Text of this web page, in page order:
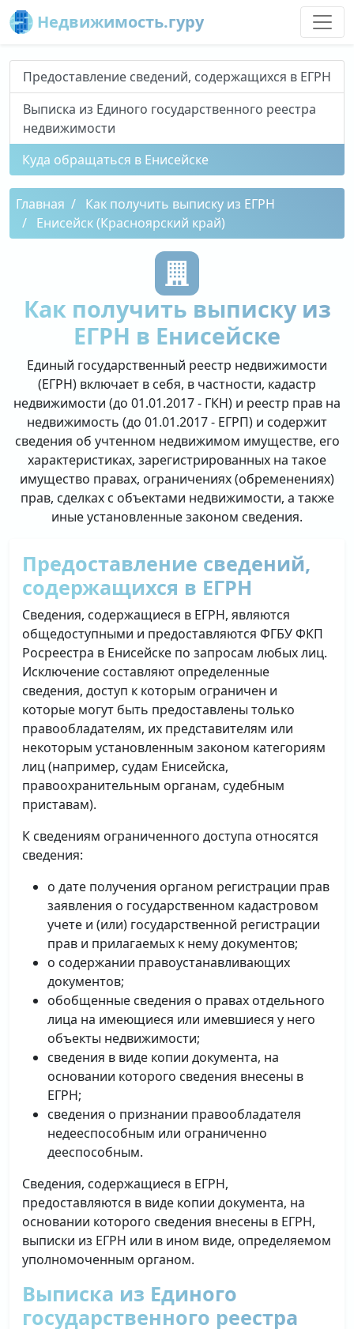
Недвижимость.гуру
Предоставление сведений, содержащихся в ЕГРН
Выписка из Единого государственного реестра
недвижимости
Куда обращаться в Енисейске
Главная
Как получить выписку из ЕГРН
Енисейск (Красноярский край)
Как получить выписку из
ЕГРН в Енисейске
Единый государственный реестр недвижимости
(ЕГРН) включает в себя, в частности, кадастр
недвижимости (до 01.01.2017 - ГКН) и реестр прав на
недвижимость (до 01.01.2017 - ЕГРП) и содержит
сведения об учтенном недвижимом имуществе, его
характеристиках, зарегистрированных на такое
имущество правах, ограничениях (обременениях)
прав, сделках с объектами недвижимости, а также
иные установленные законом сведения.
Предоставление сведений,
содержащихся в ЕГРН
Сведения, содержащиеся в ЕГРН, являются
общедоступными и предоставляются ФГБУ ФКП
Росреестра в Енисейске по запросам любых лиц.
Исключение составляют определенные
сведения, доступ к которым ограничен и
которые могут быть предоставлены только
правообладателям, их представителям или
некоторым установленным законом категориям
лиц (например, судам Енисейска,
правоохранительным органам, судебным
приставам).
К сведениям ограниченного доступа относятся
сведения:
о дате получения органом регистрации прав
заявления о государственном кадастровом
учете и (или) государственной регистрации
прав и прилагаемых к нему документов;
о содержании правоустанавливающих
документов;
обобщенные сведения о правах отдельного
лица на имеющиеся или имевшиеся у него
объекты недвижимости;
сведения в виде копии документа, на
основании которого сведения внесены в
ЕГРН;
сведения о признании правообладателя
недееспособным или ограниченно
дееспособным.
Сведения, содержащиеся в ЕГРН,
предоставляются в виде копии документа, на
основании которого сведения внесены в ЕГРН,
выписки из ЕГРН или в ином виде, определяемом
уполномоченным органом.
Выписка из Единого
государственного реестра